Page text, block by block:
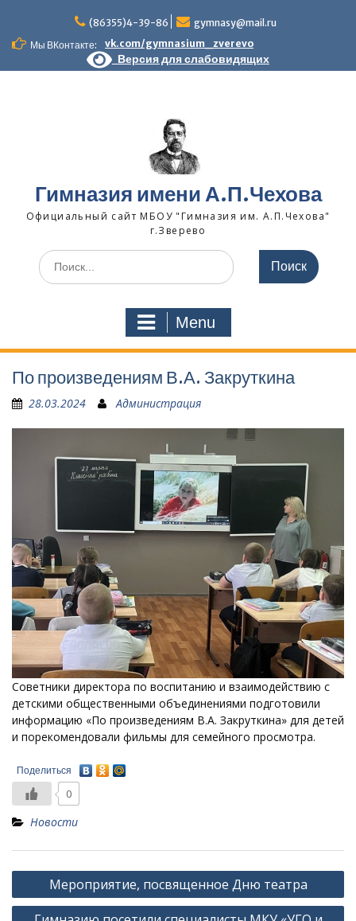
content
(86355)4-39-86
gymnasy@mail.ru
Мы ВКонтакте:
vk.com/gymnasium_zverevo
Версия для слабовидящих
Гимназия имени А.П.Чехова
Официальный сайт МБОУ "Гимназия им. А.П.Чехова"
г.Зверево
Search
for:
Menu
По произведениям В.А. Закруткина
28.03.2024 Администрация
Советники директора по воспитанию и взаимодействию с
детскими общественными объединениями подготовили
информацию «По произведениям В.А. Закруткина» для детей
и порекомендовали фильмы для семейного просмотра.
Поделиться
0
Новости
Навигация
по
Мероприятие, посвященное Дню театра